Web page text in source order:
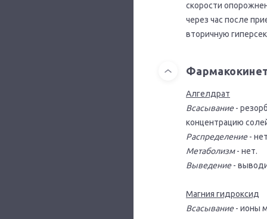
скорости
через час после
вторичную
Алгелдрат
Всасывание-
концентрацию
Распределение-
Метаболизм- нет.
Выведение-
Магния гидроксид
Всасывание- ионы